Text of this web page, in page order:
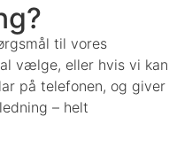
til vores
vælge, eller hvis vi kan
på telefonen, og giver
– helt